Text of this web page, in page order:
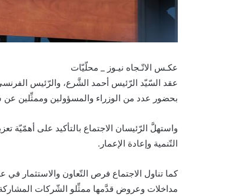
عكـس الاتّـجاه نيـوز _ محلّيّات
عقد السّيّد الرّئيس أحمد الشَّرع، والرّئيس
بحضور عدد من الوزراء والمسؤولين وممثِّلين
واستهلَّ الرّئيسان الاجتماع بالتأكيد على أهمّيّة
التّنمية وإعادة الإعمار.
كما تناول الاجتماع فرص التّعاون والاستثمار في
مداخلات وعروض قدَّمها ممثِّلو الشّركات